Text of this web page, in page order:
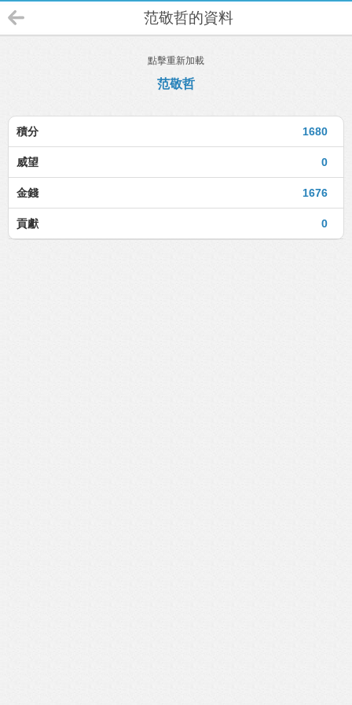
范敬哲的資料
點擊重新加載
范敬哲
1680
積分
0
威望
1676
金錢
0
貢獻